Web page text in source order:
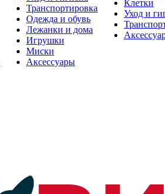
Транспортировка
Одежда и обувь
Лежанки и дома
Игрушки
Миски
Аксессуары
Клетки
Уход и